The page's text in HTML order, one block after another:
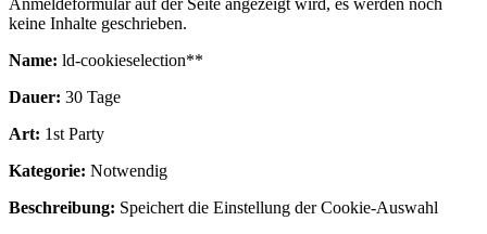
Anmeldeformular auf der Seite angezeigt wird, es werden noch
keine Inhalte geschrieben.
Name: ld-cookieselection**
Dauer: 30 Tage
Art: 1st Party
Kategorie: Notwendig
Beschreibung: Speichert die Einstellung der Cookie-Auswahl